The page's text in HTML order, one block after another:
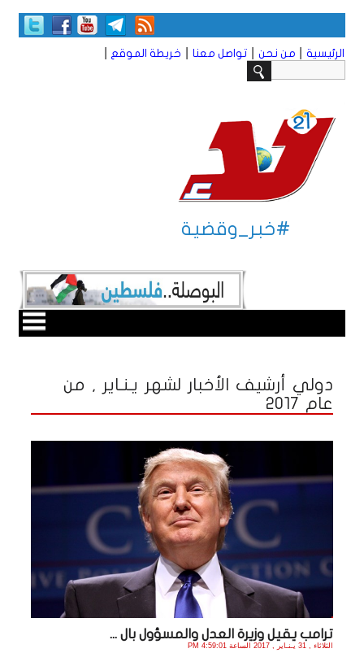
الرئيسية من نحن تواصل معنا خريطة الموقع
#خبر_وقضية
دولي أرشيف الأخبار لشهر يـنـاير , من
عام 2017
ترامب يقيل وزيرة العدل والمسؤول بال ...
الثلاثاء , 31 يـنـاير , 2017 الساعة 4:59:01 PM